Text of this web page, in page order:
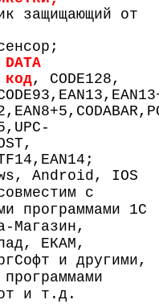
защищающий от
DATA
код, CODE128,
Android, IOS
с
программами 1С
Магазин,
ЕКАМ,
и другими,
и т.д.